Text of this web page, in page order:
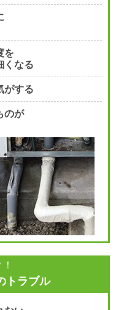
を
くなる
がする
のが
トラブル